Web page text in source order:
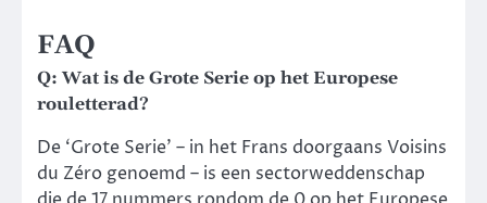
FAQ
Q: Wat is de Grote Serie op het Europese
rouletterad?
De ‘Grote Serie’ – in het Frans doorgaans Voisins
du Zéro genoemd – is een sectorweddenschap